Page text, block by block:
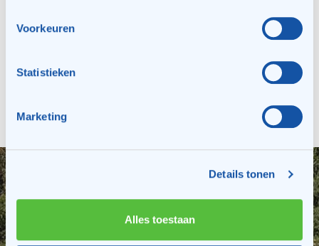
Voorkeuren
Statistieken
Marketing
Details tonen
Alles toestaan